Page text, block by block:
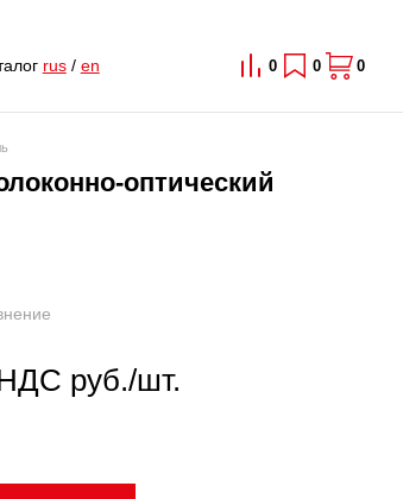
rus/ en 0 0 0
оптический
руб./шт.